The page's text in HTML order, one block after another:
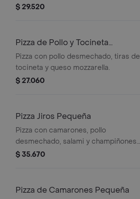
queso mozzarella.
$ 29.520
Pizza de Pollo y Tocineta
Pequeña
Pizza con pollo desmechado, tiras de
tocineta y queso mozzarella.
$ 27.060
Pizza Jiros Pequeña
Pizza con camarones, pollo
desmechado, salami y champiñones
tajados, sobre queso mozzarella de la
$ 35.670
Pizza de Camarones Pequeña